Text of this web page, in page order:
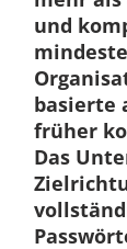
und
basierte
früher
Das